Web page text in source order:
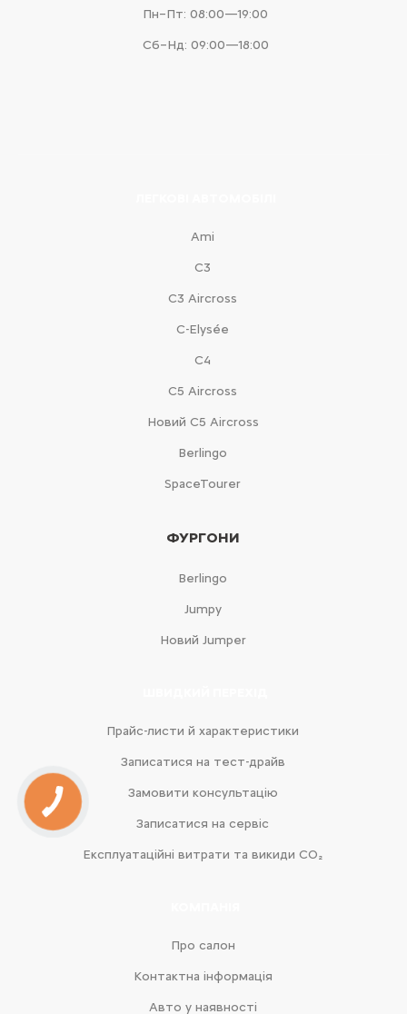
Пн–Пт: 08:00—19:00
Сб–Нд: 09:00—18:00
Ami
С3
С3 Aircross
C-Elysée
С4
С5 Aircross
Новий С5 Aircross
Berlingo
SpaceTourer
ФУРГОНИ
Berlingo
Jumpy
Новий Jumper
Прайс-листи й характеристики
Записатися на тест-драйв
Замовити консультацію
Записатися на сервіс
Експлуатаційні витрати та викиди CO₂
Про салон
Контактна інформація
Авто у наявності